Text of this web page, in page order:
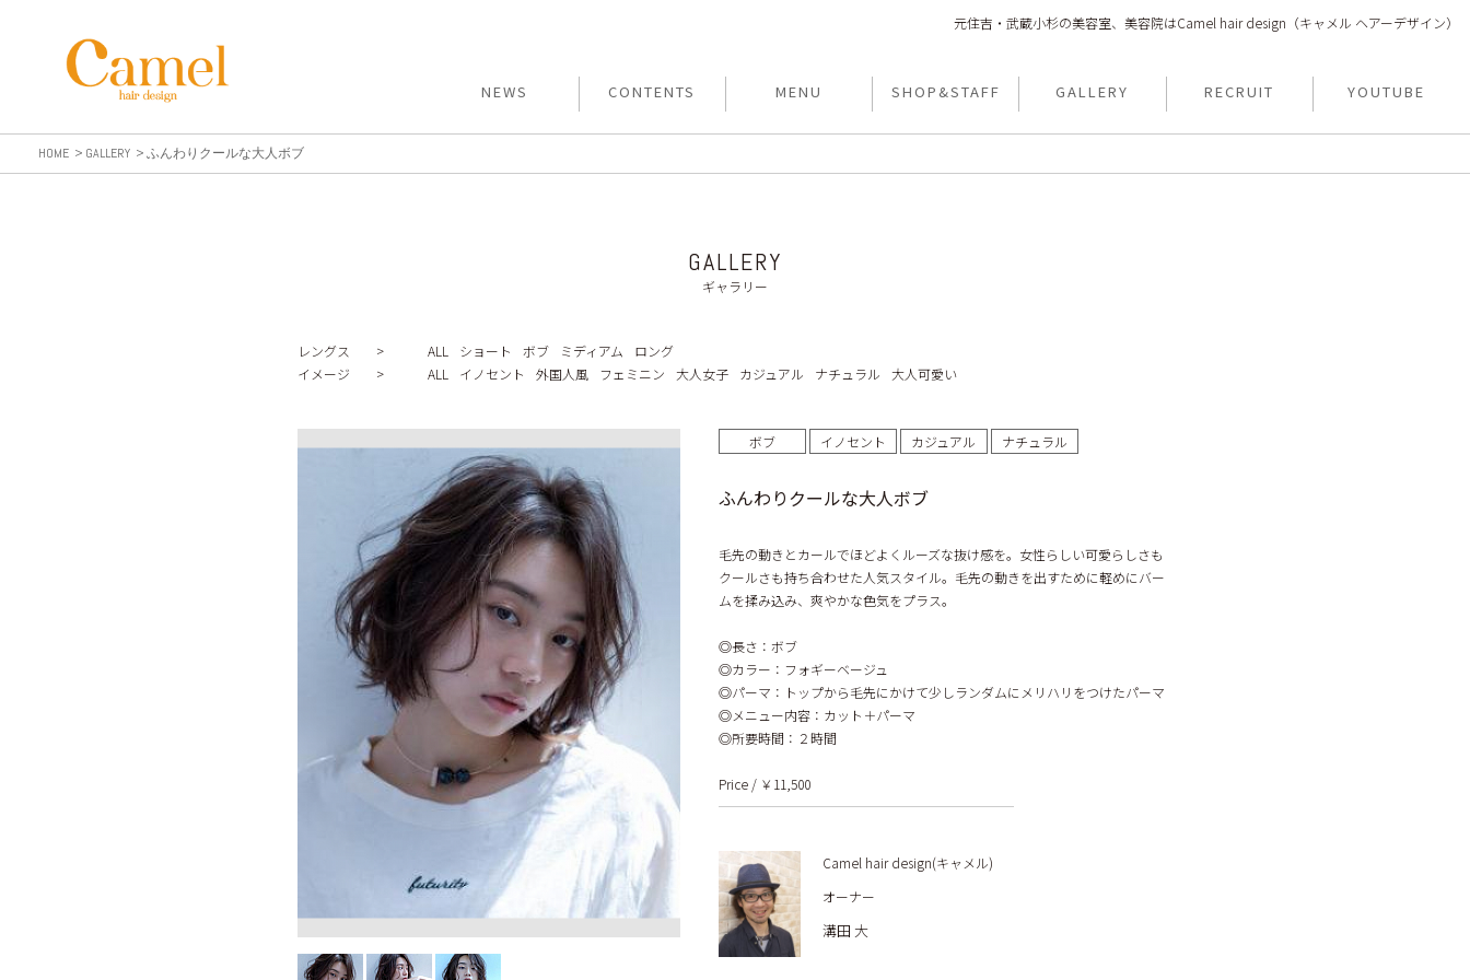
元住吉・武蔵小杉の美容室、美容院はCamel hair design（キャメル ヘアーデザイン）
NEWS CONTENTS MENU SHOP&STAFF GALLERY RECRUIT YOUTUBE
HOME GALLERY ふんわりクールな大人ボブ
GALLERY
ギャラリー
レングス > ALL ショート ボブ ミディアム
ロング
イメージ >
ALL イノセント 外国人風 フェミニン 大人女子 カジュアル ナチュラル 大人可愛い
ボブ イノセント カジュアル ナチュラル
ふんわりクールな大人ボブ
毛先の動きとカールでほどよくルーズな抜け感を。女性らしい可愛らしさも
クールさも持ち合わせた人気スタイル。毛先の動きを出すために軽めにバー
ムを揉み込み、爽やかな色気をプラス。
◎長さ：ボブ
◎カラー：フォギーベージュ
◎パーマ：トップから毛先にかけて少しランダムにメリハリをつけたパーマ
◎メニュー内容：カット＋パーマ
◎所要時間：２時間
Price / ￥11,500
Camel hair design(キャメル)
オーナー
溝田 大